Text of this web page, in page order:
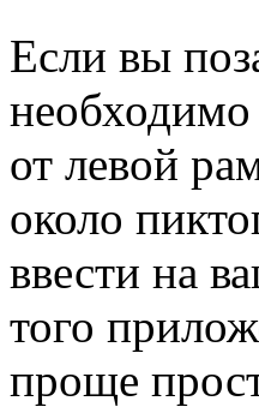
Если вы
необходимо
от левой
около
ввести на
того
проще